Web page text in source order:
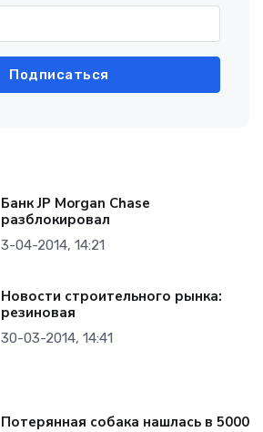
Подписаться
Банк JP Morgan Chase
разблокировал
3-04-2014, 14:21
Новости строительного рынка:
резиновая
30-03-2014, 14:41
Потерянная собака нашлась в 5000